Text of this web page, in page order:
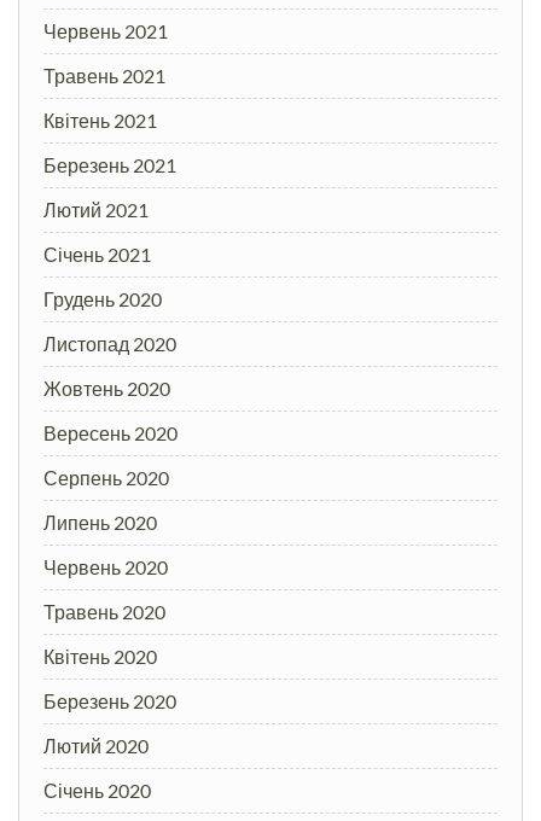
Червень 2021
Травень 2021
Квітень 2021
Березень 2021
Лютий 2021
Січень 2021
Грудень 2020
Листопад 2020
Жовтень 2020
Вересень 2020
Серпень 2020
Липень 2020
Червень 2020
Травень 2020
Квітень 2020
Березень 2020
Лютий 2020
Січень 2020